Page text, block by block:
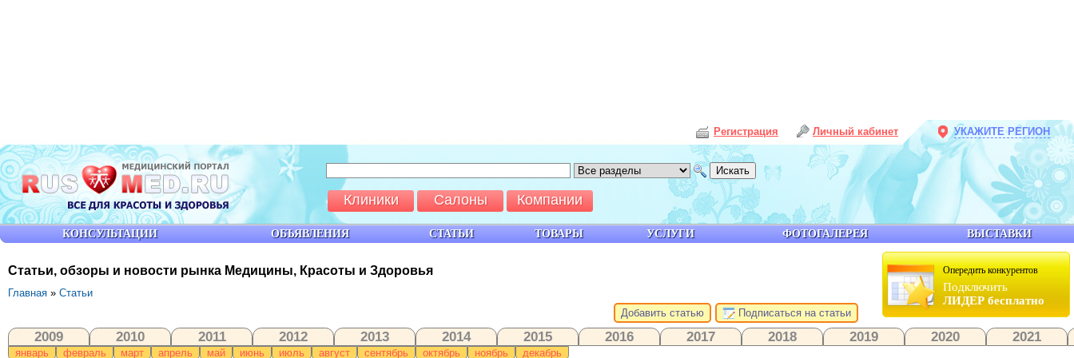
Опередить конкурентов
Подключить
ЛИДЕР бесплатно
Статьи, обзоры и новости рынка Медицины, Красоты и Здоровья
Главная » Статьи
Добавить статью
Подписаться на статьи
2009 2010 2011 2012 2013 2014 2015 2016 2017 2018 2019 2020 2021
январь февраль март апрель май июнь июль август сентябрь октябрь ноябрь декабрь
КОНСУЛЬТАЦИИ ОБЪЯВЛЕНИЯ СТАТЬИ ТОВАРЫ УСЛУГИ ФОТОГАЛЕРЕЯ ВЫСТАВКИ
Клиники Салоны Компании
Личный кабинет
Регистрация УКАЖИТЕ РЕГИОН